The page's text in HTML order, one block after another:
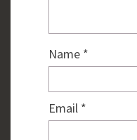
Name *
Email *